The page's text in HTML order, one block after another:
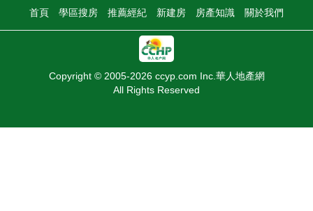
首頁 學區搜房 推薦經紀 新建房 房產知識 關於我們
Copyright © 2005-2026 ccyp.com Inc.華人地產網
All Rights Reserved